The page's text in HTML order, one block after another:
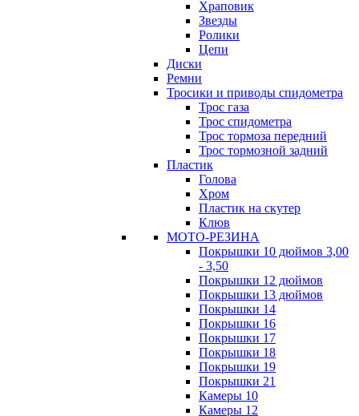
Храповик
Звезды
Ролики
Цепи
Диски
Ремни
Тросики и приводы спидометра
Трос газа
Трос спидометра
Трос тормоза передний
Трос тормозной задний
Пластик
Голова
Хром
Пластик на скутер
Клюв
МОТО-РЕЗИНА
Покрышки 10 дюймов 3,00
- 3,50
Покрышки 12 дюймов
Покрышки 13 дюймов
Покрышки 14
Покрышки 16
Покрышки 17
Покрышки 18
Покрышки 19
Покрышки 21
Камеры 10
Камеры 12